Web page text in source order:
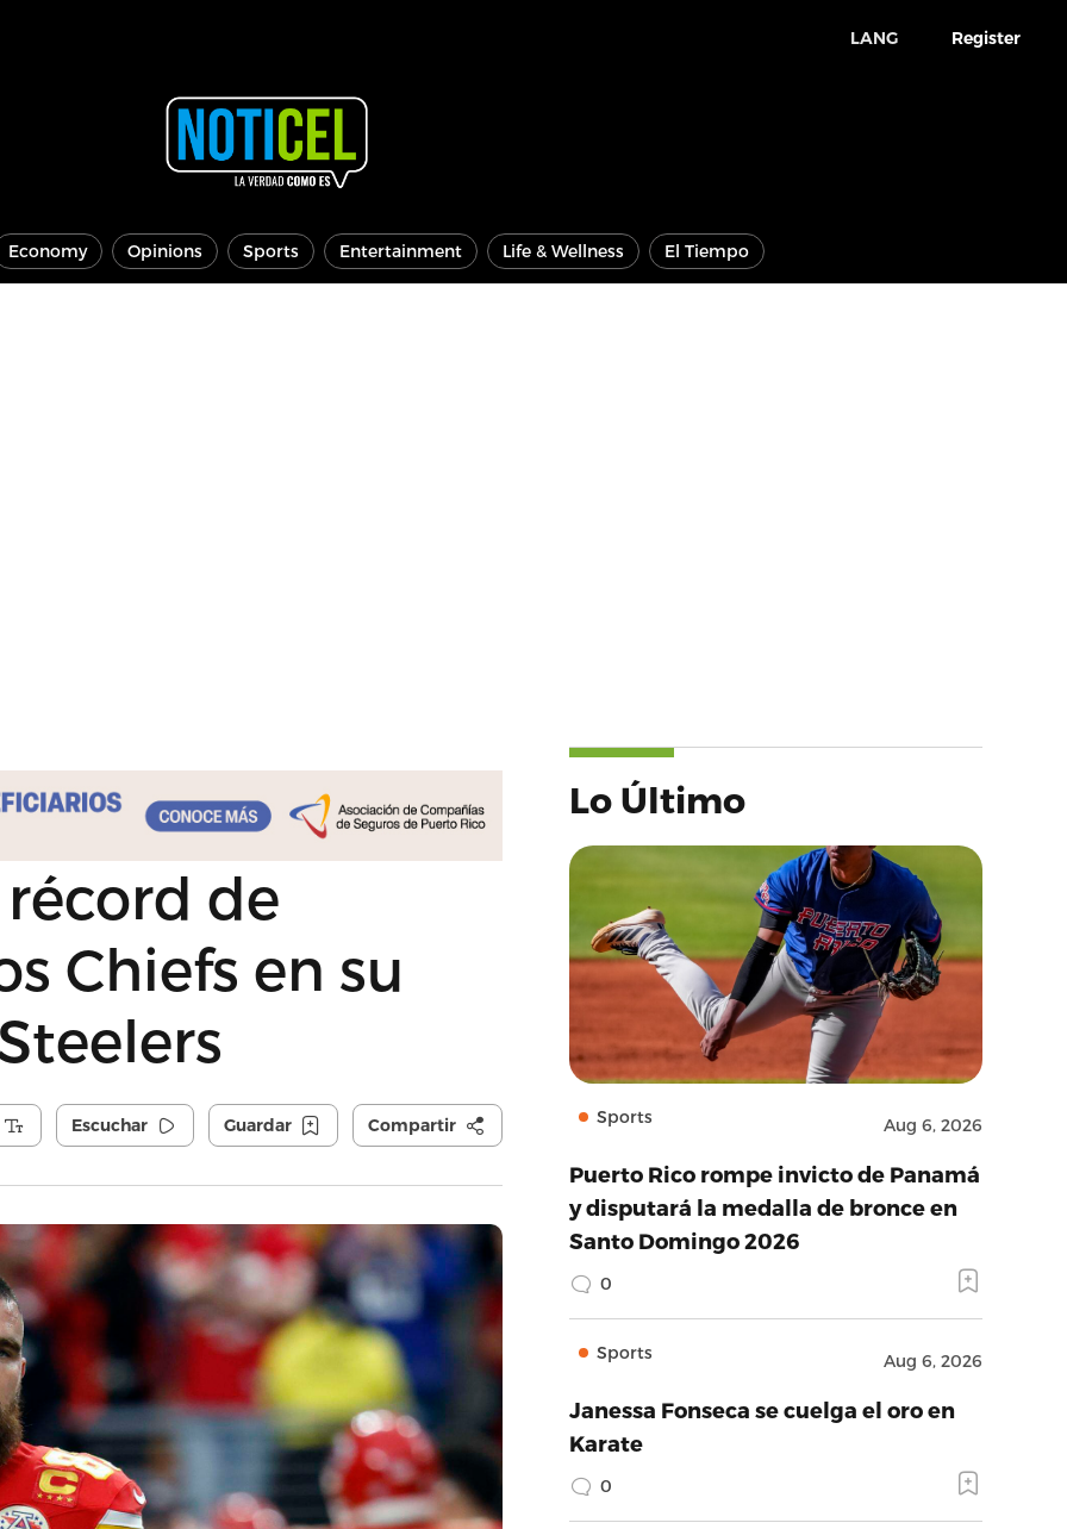
LANG Register
Economy Opinions Sports Entertainment Life & Wellness El Tiempo
de
Chiefs en su
Escuchar Guardar Compartir
Lo Último
Sports Aug 6, 2026
Puerto Rico rompe invicto de Panamá
y disputará la medalla de bronce en
Santo Domingo 2026
0
Sports Aug 6, 2026
Janessa Fonseca se cuelga el oro en
Karate
0